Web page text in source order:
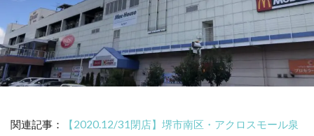
関連記事：
【2020.12/31閉店】堺市南区・アクロスモール泉